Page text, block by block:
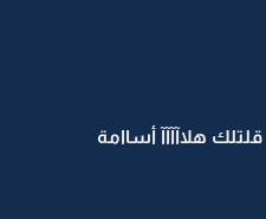
قلتلك هلاآآآآ أساامة